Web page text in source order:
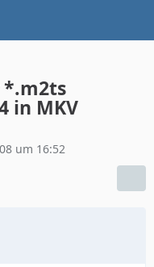
*.m2ts
in MKV
um 16:52